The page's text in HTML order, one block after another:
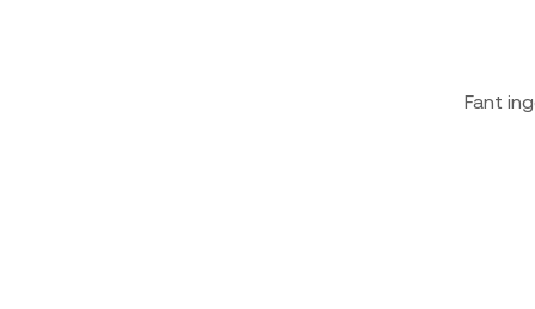
Fant